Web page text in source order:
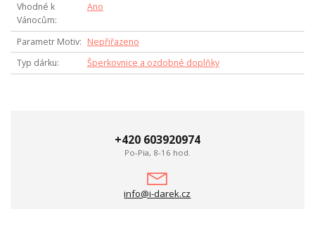
Vhodné k
Vánocům
Ano
Parametr Motiv
Nepřiřazeno
Typ dárku
Šperkovnice a ozdobné doplňky
+420 603920974
Po-Pia, 8-16 hod.
info@i-darek.cz